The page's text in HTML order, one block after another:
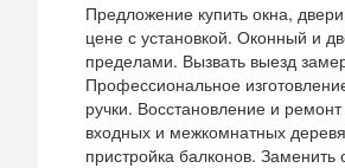
Предложение купить окна,
цене с установкой. Оконный и
пределами. Вызвать выезд
Профессиональное
ручки. Восстановление и
входных и межкомнатных
пристройка балконов.